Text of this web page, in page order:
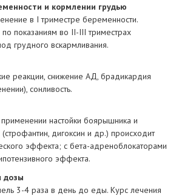
и кормлении грудью
в I триместре беременности.
показаниям во II-III триместрах
грудного вскармливания.
реакции, снижение АД, брадикардия
сонливость.
настойки боярышника и
дигоксин и др.) происходит
эффекта; с бета-адреноблокаторами
эффекта.
дозы
3-4 раза в день до еды. Курс лечения